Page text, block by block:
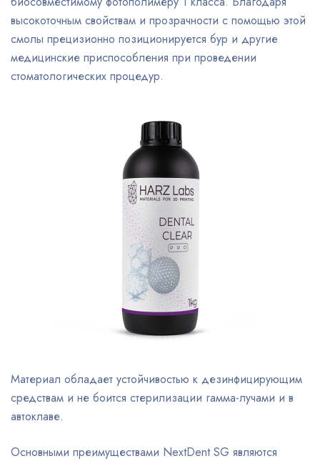
высокоточным свойствам и прозрачности с помощью этой
смолы прецизионно позиционируется бур и другие
медицинские приспособления при проведении
стоматологических процедур.
Материал обладает устойчивостью к дезинфицирующим
средствам и не боится стерилизации гамма-лучами и в
автоклаве.
Основными преимуществами NextDent SG являются